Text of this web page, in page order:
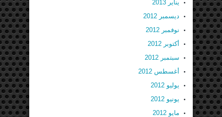
يناير 2013
ديسمبر 2012
نوفمبر 2012
أكتوبر 2012
سبتمبر 2012
أغسطس 2012
يوليو 2012
يونيو 2012
مايو 2012